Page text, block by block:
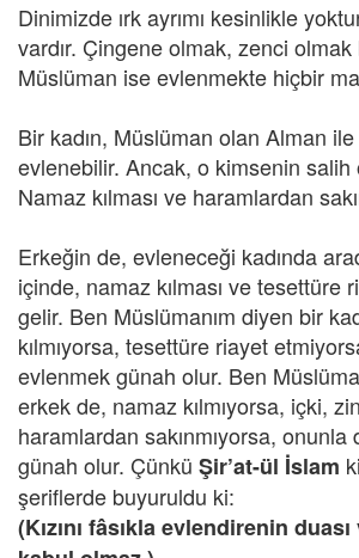
Dinimizde ırk ayrımı kesinlikle
vardır. Çingene olmak, zenci olmak
Müslüman ise evlenmekte hiçbir
Bir kadın, Müslüman olan Alman
evlenebilir. Ancak, o kimsenin salih
Namaz kılması ve haramlardan
Erkeğin de, evleneceği kadında
içinde, namaz kılması ve tesettüre
gelir. Ben Müslümanım diyen bir
kılmıyorsa, tesettüre riayet
evlenmek günah olur. Ben
erkek de, namaz kılmıyorsa, içki,
haramlardan sakınmıyorsa,
günah olur. Çünkü Şir’at-ül İslam
şeriflerde buyuruldu ki:
(Kızını fâsıkla evlendirenin